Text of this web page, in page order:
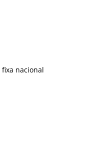
nacional